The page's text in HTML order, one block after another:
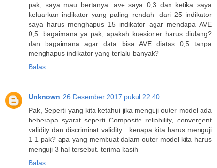
pak, saya mau bertanya. ave saya 0,3 dan ketika saya
keluarkan indikator yang paling rendah, dari 25 indikator
saya harus menghapus 15 indikator agar mendapa AVE
0,5. bagaimana ya pak, apakah kuesioner harus diulang?
dan bagaimana agar data bisa AVE diatas 0,5 tanpa
menghapus indikator yang terlalu banyak?
Balas
Unknown 26 Desember 2017 pukul 22.40
Pak, Seperti yang kita ketahui jika menguji outer model ada
beberapa syarat seperti Composite reliability, convergent
validity dan discriminat validity... kenapa kita harus menguji
1 1 pak? apa yang membuat dalam outer model kita harus
menguji 3 hal tersebut. terima kasih
Balas